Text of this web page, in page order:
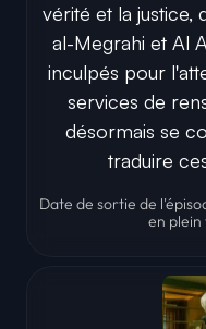
vérité et la justice,
al-Megrahi et Al
inculpés pour
services de
désormais se
traduire
Date de sortie de
en plein